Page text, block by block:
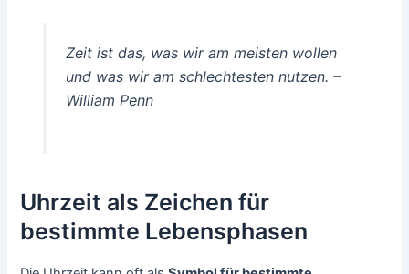
Zeit ist das, was wir am meisten wollen
und was wir am schlechtesten nutzen. –
William Penn
Uhrzeit als Zeichen für
bestimmte Lebensphasen